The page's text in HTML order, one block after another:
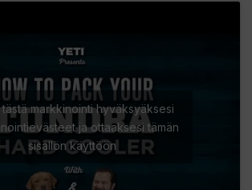
tästä markkinointi hyväksyäksesi
ja ottaaksesi tämän
sisällön käyttöön